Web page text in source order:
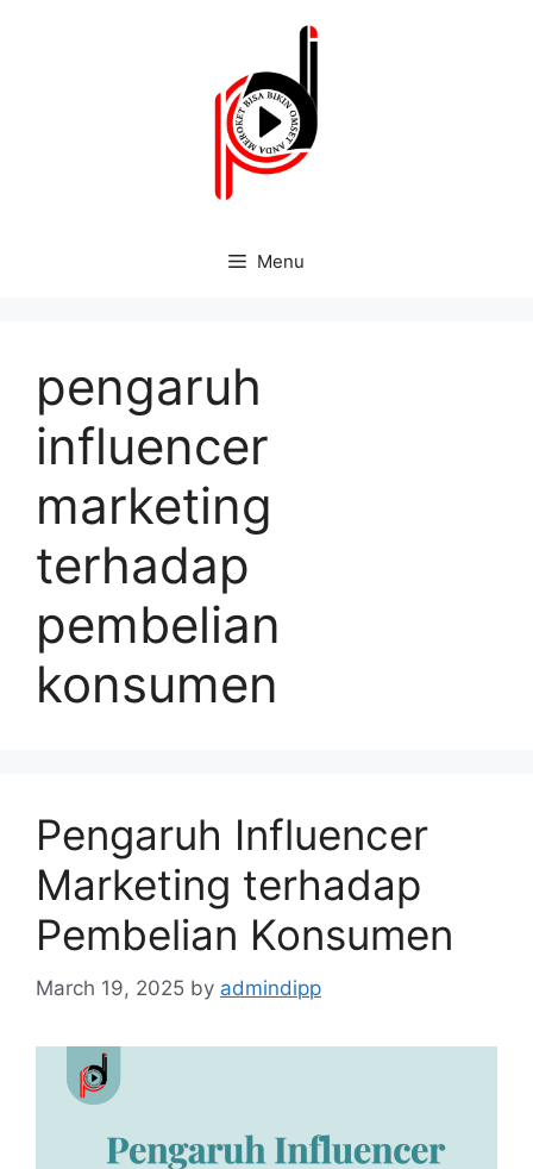
Menu
pengaruh
influencer
marketing
terhadap
pembelian
konsumen
Pengaruh Influencer
Marketing terhadap
Pembelian Konsumen
March 19, 2025 by admindipp